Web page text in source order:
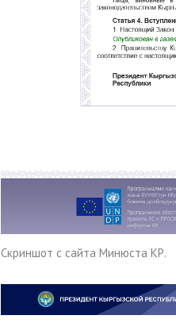
Скриншот с сайта Минюста КР.